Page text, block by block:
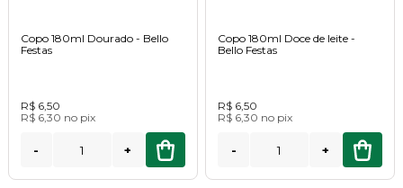
Copo 180ml Dourado - Bello
Festas
R$ 6,50
R$ 6,30 no pix
- +
Copo 180ml Doce de leite -
Bello Festas
R$ 6,50
R$ 6,30 no pix
- +